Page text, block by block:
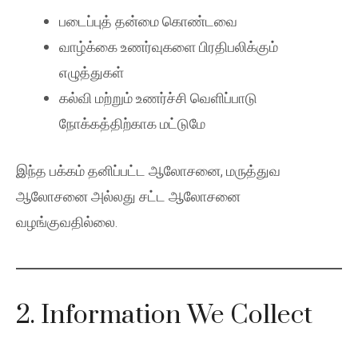
படைப்புத் தன்மை கொண்டவை
வாழ்க்கை உணர்வுகளை பிரதிபலிக்கும்
எழுத்துகள்
கல்வி மற்றும் உணர்ச்சி வெளிப்பாடு
நோக்கத்திற்காக மட்டுமே
இந்த பக்கம் தனிப்பட்ட ஆலோசனை, மருத்துவ
ஆலோசனை அல்லது சட்ட ஆலோசனை
வழங்குவதில்லை.
2. Information We Collect